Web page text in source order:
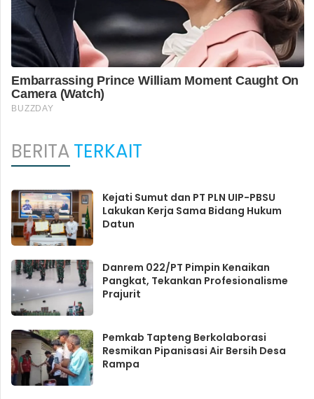
BERITATERKAIT
Kejati Sumut dan PT PLN UIP-PBSU
Lakukan Kerja Sama Bidang Hukum
Datun
Danrem 022/PT Pimpin Kenaikan
Pangkat, Tekankan Profesionalisme
Prajurit
Pemkab Tapteng Berkolaborasi
Resmikan Pipanisasi Air Bersih Desa
Rampa